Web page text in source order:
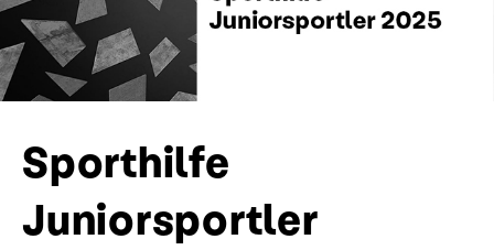
Sporthilfe
Juniorsportler